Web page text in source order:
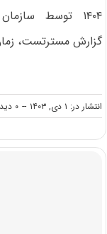
۱۴۰۴ توسط
گزارش مسترتست،
انتشار در: ۱ دی, ۱۴۰۳ -- ۰ دیدگاه